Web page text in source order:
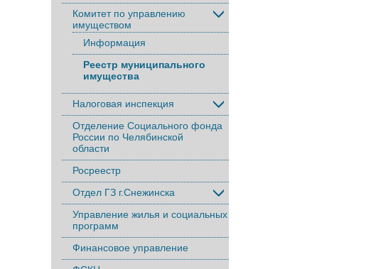
Комитет по управлению
имуществом
Информация
Реестр муниципального
имущества
Налоговая инспекция
Отделение Социального фонда
России по Челябинской
области
Росреестр
Отдел ГЗ г.Снежинска
Управление жилья и социальных
программ
Финансовое управление